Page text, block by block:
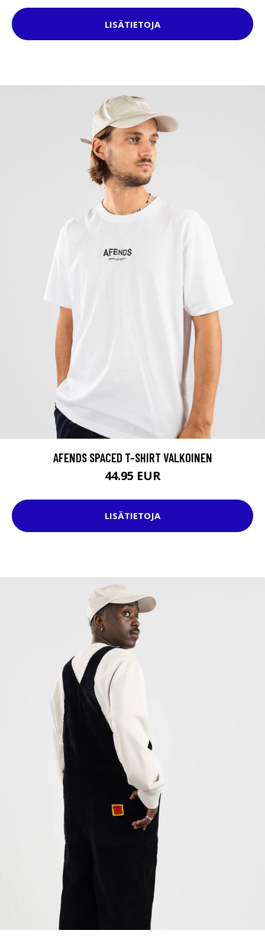
LISÄTIETOJA
AFENDS SPACED T-SHIRT VALKOINEN
44.95 EUR
LISÄTIETOJA